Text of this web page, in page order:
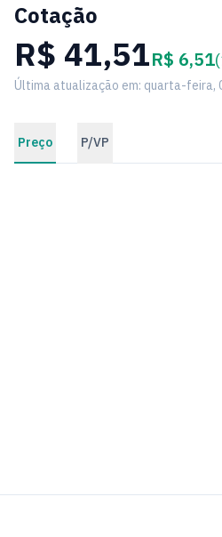
Cotação
R$ 41,51R$ 6,51
Última atualização em: quarta-feira,
Preço P/VP